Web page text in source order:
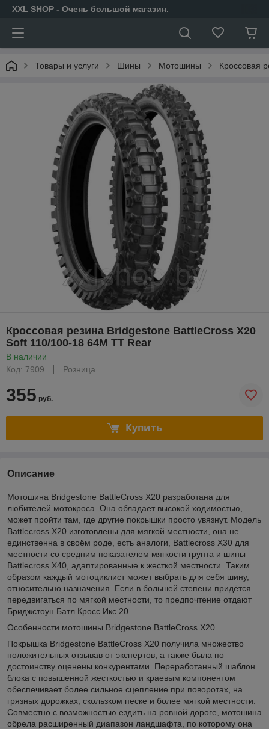
XXL SHOP - Очень большой магазин.
Товары и услуги Шины Мотошины Кроссовая
Кроссовая резина Bridgestone BattleCross X20
Soft 110/100-18 64M TT Rear
В наличии
Код: 7909
Розница
355 руб.
Купить
Описание
Мотошина Bridgestone BattleCross X20 разработана для
любителей мотокроса. Она обладает высокой ходимостью,
может пройти там, где другие покрышки просто увязнут. Модель
Battlecross X20 изготовлены для мягкой местности, она не
единственна в своём роде, есть аналоги, Battlecross X30 для
местности со средним показателем мягкости грунта и шины
Battlecross X40, адаптированные к жесткой местности. Таким
образом каждый мотоциклист может выбрать для себя шину,
относительно назначения. Если в большей степени придётся
передвигаться по мягкой местности, то предпочтение отдают
Бриджстоун Батл Кросс Икс 20.
Особенности мотошины Bridgestone BattleCross X20
Покрышка Bridgestone BattleCross X20 получила множество
положительных отзывав от экспертов, а также была по
достоинству оценены конкурентами. Переработанный шаблон
блока с повышенной жесткостью и краевым компонентом
обеспечивает более сильное сцепление при поворотах, на
грязных дорожках, скользком песке и более мягкой местности.
Совместно с возможностью ездить на ровной дороге, мотошина
обрела расширенный диапазон ландшафта, по которому она